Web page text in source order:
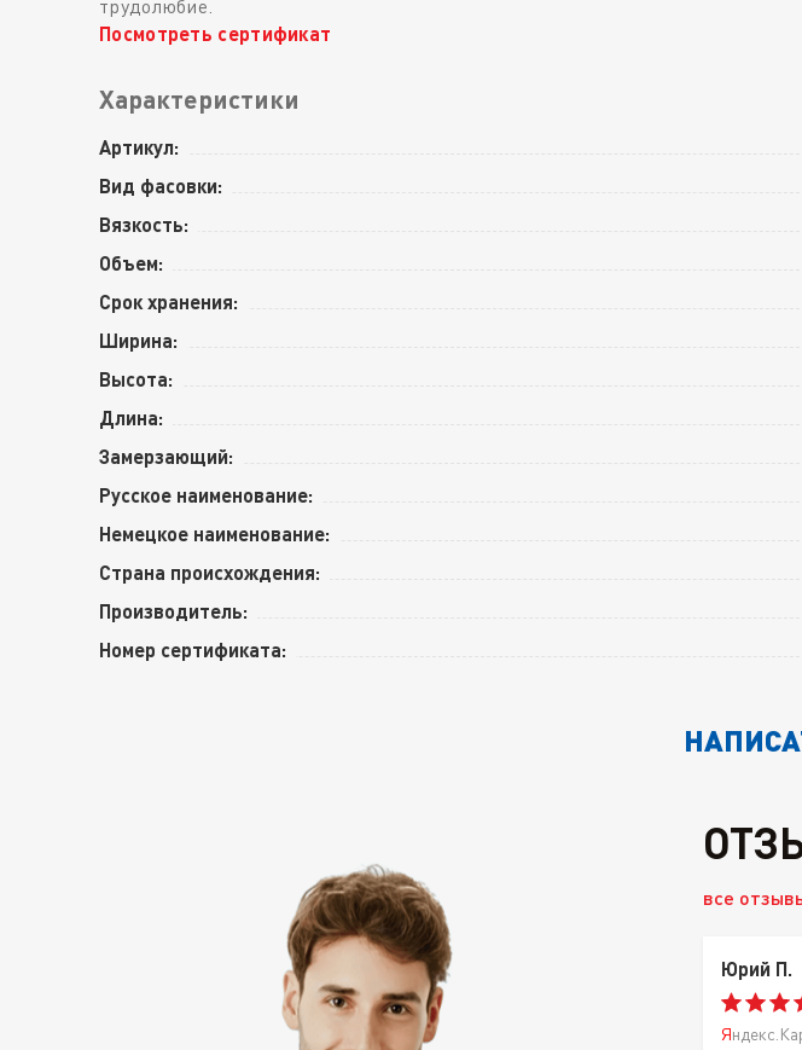
трудолюбие.
Посмотреть сертификат
Характеристики
Артикул:
Вид фасовки:
Вязкость:
Объем:
Срок хранения:
Ширина:
Высота:
Длина:
Замерзающий:
Русское наименование:
Немецкое наименование:
Страна происхождения:
Производитель:
Номер сертификата:
все
Юрий П.